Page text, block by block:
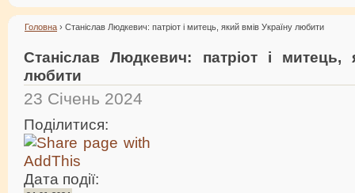
Головна › Станіслав Людкевич: патріот і митець, який вмів Україну любити
Станіслав Людкевич: патріот і митець,
любити
23 Січень 2024
Поділитися:
Дата події: